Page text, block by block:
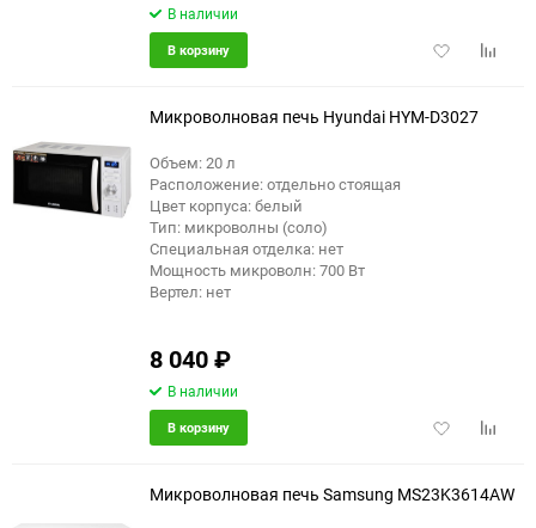
В наличии
Добавить
В корзину
Микроволновая печь Hyundai HYM-D3027
Объем: 20 л
Расположение: отдельно стоящая
Цвет корпуса: белый
Тип: микроволны (соло)
Специальная отделка: нет
Мощность микроволн: 700 Вт
Вертел: нет
8 040₽
В наличии
Добавить
В корзину
Микроволновая печь Samsung MS23K3614AW